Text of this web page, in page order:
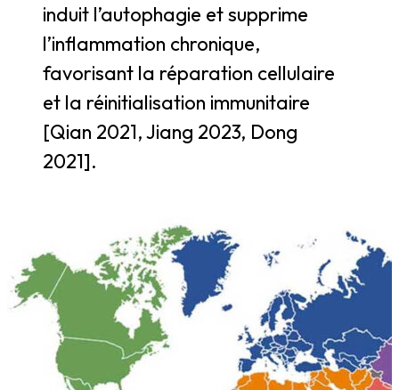
induit l’autophagie et supprime
l’inflammation chronique,
favorisant la réparation cellulaire
et la réinitialisation immunitaire
[Qian 2021, Jiang 2023, Dong
2021].